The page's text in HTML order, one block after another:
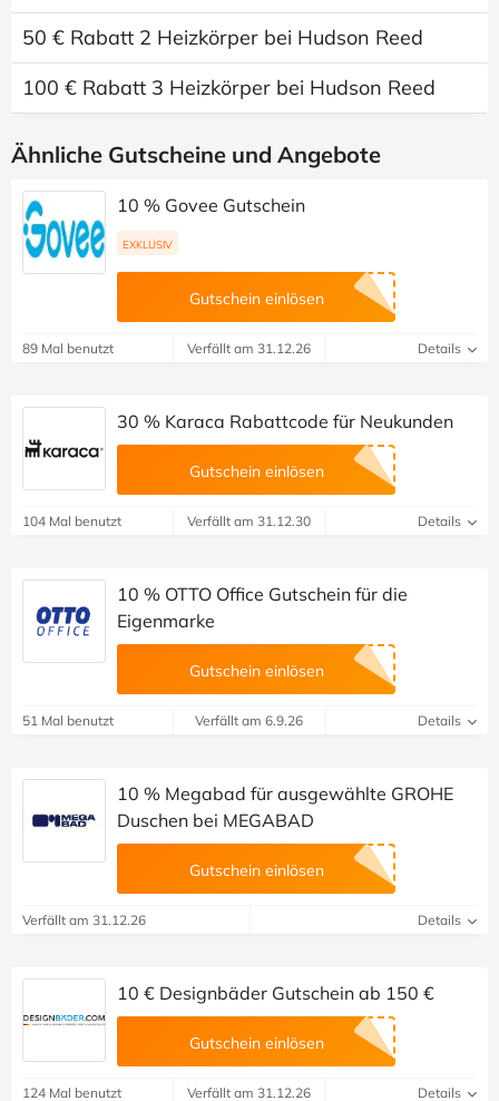
50 € Rabatt 2 Heizkörper bei Hudson Reed
100 € Rabatt 3 Heizkörper bei Hudson Reed
Ähnliche Gutscheine und Angebote
10 % Govee Gutschein
EXKLUSIV
Gutschein einlösen
89 Mal benutzt Verfällt am 31.12.26 Details
30 % Karaca Rabattcode für Neukunden
Gutschein einlösen
104 Mal benutzt Verfällt am 31.12.30 Details
10 % OTTO Office Gutschein für die
Eigenmarke
Gutschein einlösen
51 Mal benutzt Verfällt am 6.9.26 Details
10 % Megabad für ausgewählte GROHE
Duschen bei MEGABAD
Gutschein einlösen
Verfällt am 31.12.26 Details
10 € Designbäder Gutschein ab 150 €
Gutschein einlösen
124 Mal benutzt Verfällt am 31.12.26 Details